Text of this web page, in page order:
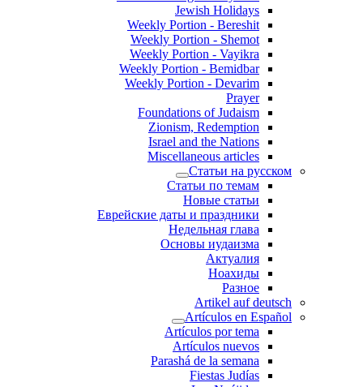
Jewish Holidays
Weekly Portion - Bereshit
Weekly Portion - Shemot
Weekly Portion - Vayikra
Weekly Portion - Bemidbar
Weekly Portion - Devarim
Prayer
Foundations of Judaism
Zionism, Redemption
Israel and the Nations
Miscellaneous articles
Статьи на русском
Статьи по темам
Новые статьи
Еврейские даты и праздники
Недельная глава
Основы иудаизма
Актуалия
Ноахиды
Разное
Artikel auf deutsch
Artículos en Español
Artículos por tema
Artículos nuevos
Parashá de la semana
Fiestas Judías